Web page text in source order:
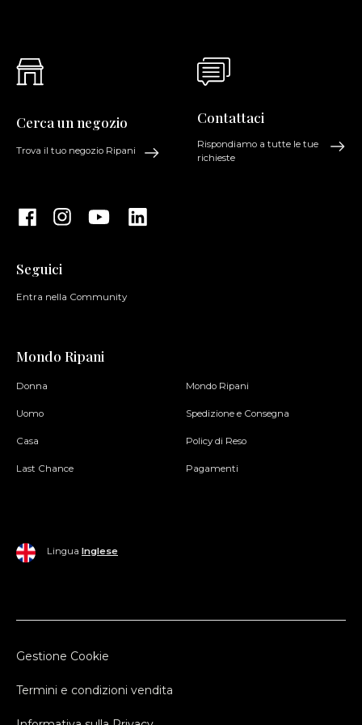
Cerca un negozio
Trova il tuo negozio Ripani
Seguici
Entra nella Community
Contattaci
Rispondiamo a tutte le tue
richieste
Mondo Ripani
Donna
Uomo
Casa
Last Chance
Mondo Ripani
Spedizione e Consegna
Policy di Reso
Pagamenti
Lingua Inglese
Gestione Cookie
Termini e condizioni vendita